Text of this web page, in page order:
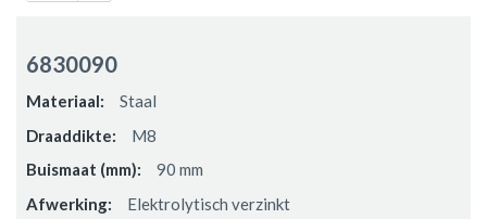
6830090
Staal
M8
90 mm
Elektrolytisch verzinkt